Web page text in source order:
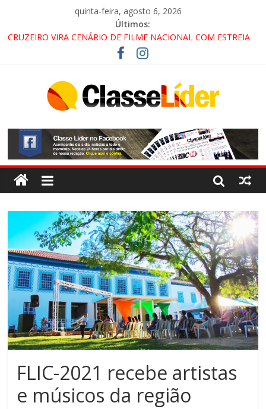
quinta-feira, agosto 6, 2026
Últimos:
CRUZEIRO VIRA CENÁRIO DE FILME NACIONAL COM ESTREIA
PROMOTOR DO GAECO
ACESSO À APARECIDA NA DUTRA SERÁ BLOQUEADO NO FIM
ALTERNATIVAS
LORENA, PINDAMONHANGABA E QUELUZ NA RETA FINAL
PELA FÁBRICA DA COCA-COLA!
FLIC-2021 recebe artistas
e músicos da região